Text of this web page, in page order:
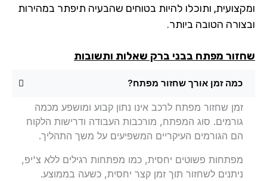
ותוכלו להיות בטוחים שהבעיה תיפתר במהירות
הטובה ביותר.
מפתחבבני ברק שאלות ותשובות
כמה זמן אורך שחזור מפתח?
זמן שחזור מפתח לרכב אינו נתון קבוע ומושפע מכמה
גורמים. סוג המפתח, מורכבות העבודה ודרישות הלקוח
הם הגורמים העיקריים המשפיעים על משך התהליך.
מפתחות פשוטים יחסית, כמו מפתחות רגילים ללא צ'יפ,
ניתנים לשחזור תוך זמן קצר יחסית, כשעה בממוצע.